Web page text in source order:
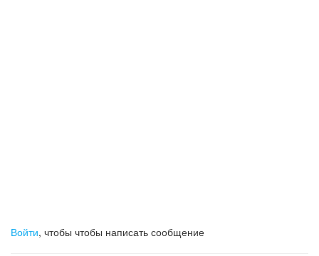
Войти, чтобы чтобы написать сообщение